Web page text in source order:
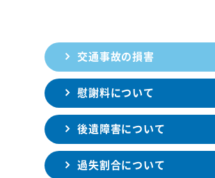
交通事故の損害
慰謝料について
後遺障害について
過失割合について